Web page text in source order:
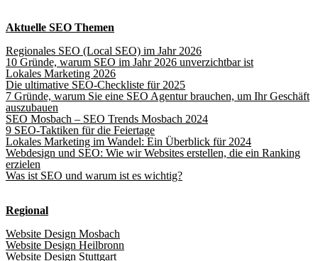
Aktuelle SEO Themen
Regionales SEO (Local SEO) im Jahr 2026
10 Gründe, warum SEO im Jahr 2026 unverzichtbar ist
Lokales Marketing 2026
Die ultimative SEO-Checkliste für 2025
7 Gründe, warum Sie eine SEO Agentur brauchen, um Ihr Geschäft
auszubauen
SEO Mosbach – SEO Trends Mosbach 2024
9 SEO-Taktiken für die Feiertage
Lokales Marketing im Wandel: Ein Überblick für 2024
Webdesign und SEO: Wie wir Websites erstellen, die ein Ranking
erzielen
Was ist SEO und warum ist es wichtig?
Regional
Website Design Mosbach
Website Design Heilbronn
Website Design Stuttgart